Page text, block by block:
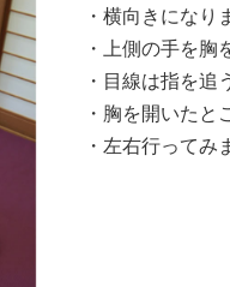
・横向きになり
・上側の手を胸
・目線は指を追
・胸を開いた
・左右行ってみ